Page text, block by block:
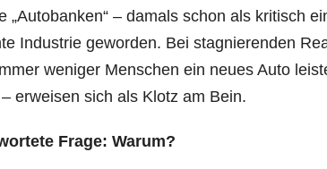
„Autobanken“ – damals schon als kritisch
Industrie geworden. Bei stagnierenden
weniger Menschen ein neues Auto
– erweisen sich als Klotz am Bein.
Frage: Warum?